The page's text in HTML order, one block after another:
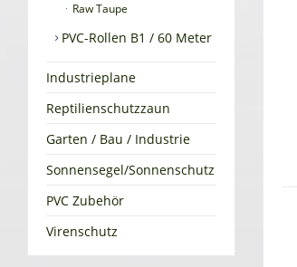
Raw Taupe
PVC-Rollen B1 / 60 Meter
Industrieplane
Reptilienschutzzaun
Garten / Bau / Industrie
Sonnensegel/Sonnenschutz
PVC Zubehör
Virenschutz